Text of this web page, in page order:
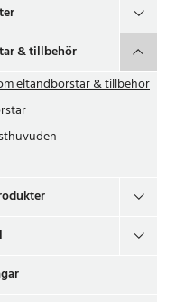
& tillbehör
eltandborstar & tillbehör